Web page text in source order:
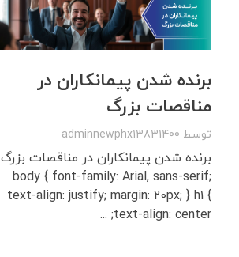
برنده شدن پیمانکاران در
مناقصات بزرگ
توسط adminnewphx13831400
برنده شدن پیمانکاران در مناقصات بزرگ
body { font-family: Arial, sans-serif;
text-align: justify; margin: 20px; } h1 {
text-align: center; ...